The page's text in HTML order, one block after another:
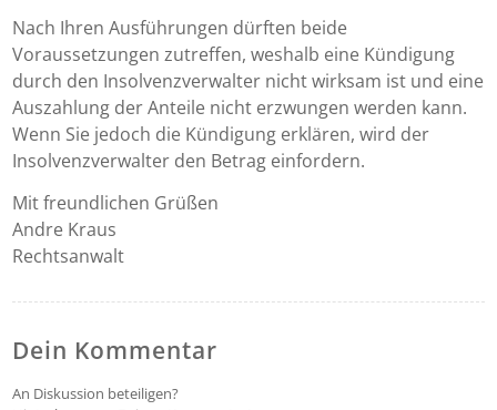
Nach Ihren Ausführungen dürften beide
Voraussetzungen zutreffen, weshalb eine Kündigung
durch den Insolvenzverwalter nicht wirksam ist und eine
Auszahlung der Anteile nicht erzwungen werden kann.
Wenn Sie jedoch die Kündigung erklären, wird der
Insolvenzverwalter den Betrag einfordern.
Mit freundlichen Grüßen
Andre Kraus
Rechtsanwalt
Dein Kommentar
An Diskussion beteiligen?